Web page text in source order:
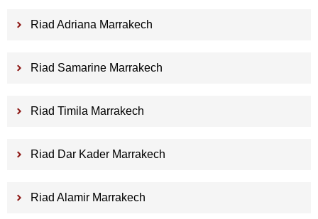
Riad Adriana Marrakech
Riad Samarine Marrakech
Riad Timila Marrakech
Riad Dar Kader Marrakech
Riad Alamir Marrakech